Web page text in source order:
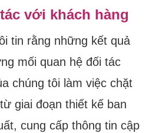
với khách hàng
tin rằng những kết quả
mối quan hệ đối tác
chúng tôi làm việc chặt
giai đoạn thiết kế ban
cung cấp thông tin cập